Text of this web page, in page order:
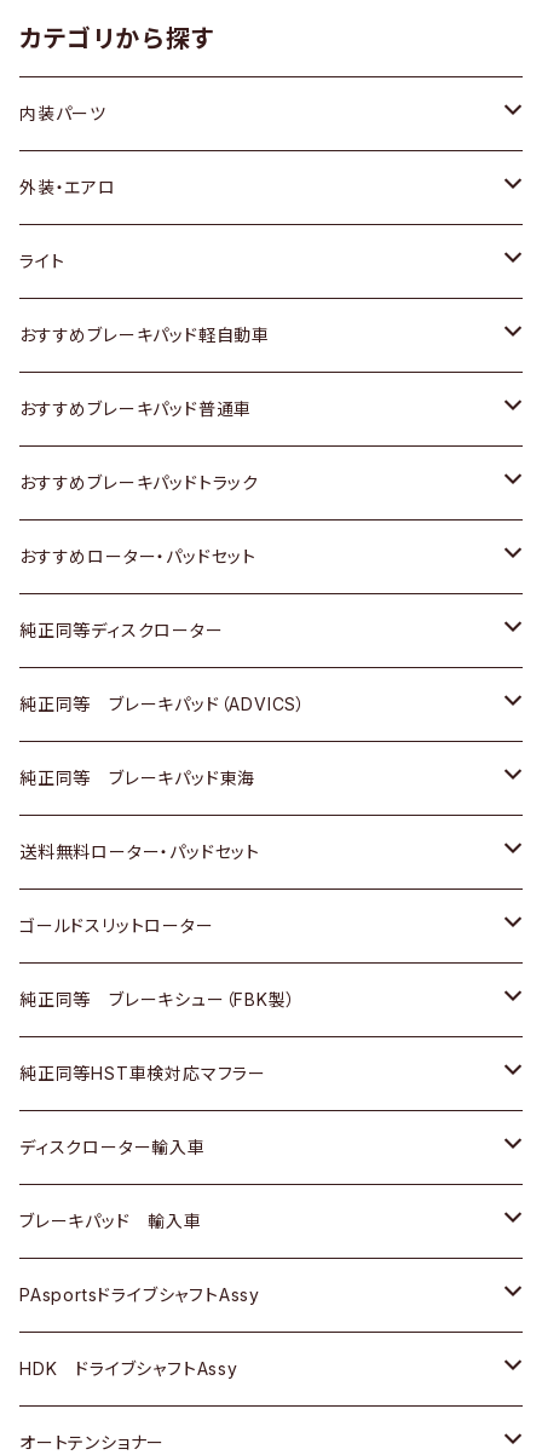
カテゴリから探す
内装パーツ
トヨタ
ホンダ
スズキ
日産
いすゞ
ダイハツ
マツダ
三菱
スバル
日野
三菱ふそう
ＢＭＷ
外装・エアロ
トヨタ
ホンダ
スズキ
日産
いすゞ
ダイハツ
マツダ
三菱
日野
三菱ふそう
ライト
トヨタ
スズキ
日産
いすゞ
ダイハツ
三菱
日野
三菱ふそう
その他
おすすめブレーキパッド軽自動車
トヨタ
ホンダ
スズキ
日産
ダイハツ
マツダ
三菱
スバル
おすすめブレーキパッド普通車
トヨタ
ホンダ
スズキ
日産
いすゞ
ダイハツ
マツダ
三菱
スバル
おすすめブレーキパッドトラック
トヨタ
日産
いすゞ
ダイハツ
マツダ
三菱
おすすめローター・パッドセット
トヨタ
ホンダ
スズキ
日産
ダイハツ
マツダ
三菱
スバル
純正同等ディスクローター
トヨタ
ホンダ
スズキ
日産
いすゞ
ダイハツ
マツダ
三菱
スバル
ＢＥＮＺ
純正同等 ブレーキパッド（ADVICS）
トヨタ
ホンダ
スズキ
日産
ダイハツ
マツダ
三菱
スバル
純正同等 ブレーキパッド東海
トヨタ
ホンダ
日産
いすゞ
ダイハツ
マツダ
三菱
スバル
送料無料ローター・パッドセット
トヨタ
ホンダ
スズキ
日産
ダイハツ
マツダ
三菱
スバル
ゴールドスリットローター
トヨタ
ホンダ
スズキ
日産
ダイハツ
マツダ
三菱
純正同等 ブレーキシュー（FBK製）
ホンダ
スズキ
日産
ダイハツ
マツダ
三菱
純正同等HST車検対応マフラー
トヨタ
ホンダ
スズキ
日産
いすゞ
ディスクローター輸入車
ＡＵＤＩ
ＢＥＮＺ
ＢＭＷ
GOLF
ブレーキパッド 輸入車
ＢＥＮＺ
ＢＭＷ
ＷＡＧＥＮ
PAsportsドライブシャフトAssy
トヨタ
ホンダ
HDK ドライブシャフトAssy
スズキ
オートテンショナー